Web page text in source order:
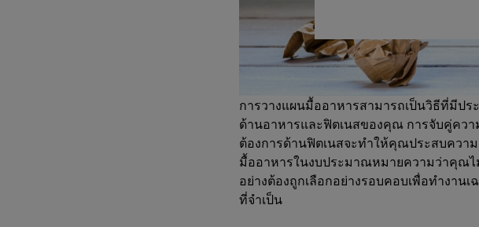
การวางแผนมื้ออาหารสามารถเป็นวิธีที่มีป
ด้านอาหารและฟิตเนสของคุณ การจับคู่คว
ต้องการด้านฟิตเนสจะทำให้คุณประสบควา
มื้ออาหารในงบประมาณหมายความว่าคุณ
อย่างต้องถูกเลือกอย่างรอบคอบเพื่อทำงาน
ที่จำเป็น